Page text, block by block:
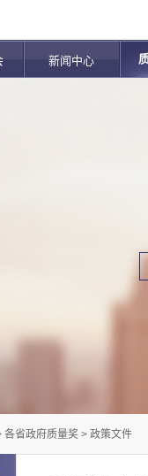
新闻中心
各省政府质量奖 > 政策文件